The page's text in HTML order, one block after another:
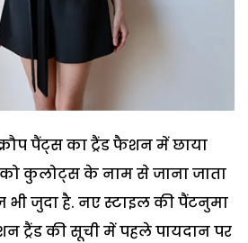
पैंट्स का ट्रैंड फैशन में छाया
कुलोट्स के नाम से जाना जाता
जुदा है. नए स्टाइल की पैंटनुमा
की सूची में पहले पायदान पर